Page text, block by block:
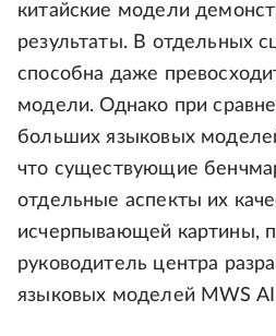
китайские модели
результаты. В отдельных
способна даже
модели. Однако при
больших языковых
что существующие
отдельные аспекты их
исчерпывающей картины,
руководитель центра
языковых моделей MWS